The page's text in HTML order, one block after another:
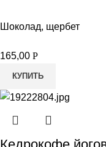
Шоколад, щербет
165,00 Р
КУПИТЬ